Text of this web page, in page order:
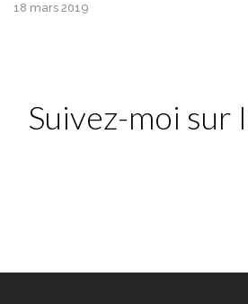
18 mars 2019
Suivez-moi sur